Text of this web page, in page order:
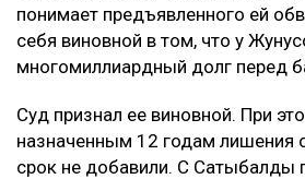
понимает предъявленного ей
себя виновной в том, что у
многомиллиардный долг перед
Суд признал ее виновной. При
назначенным 12 годам лишения
срок не добавили. С Сатыбалды